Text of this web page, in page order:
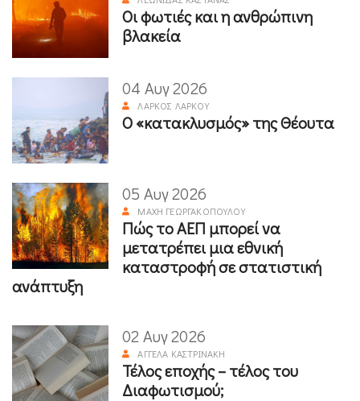
Οι φωτιές και η ανθρώπινη
βλακεία
04 Αυγ 2026
ΛΆΡΚΟΣ ΛΆΡΚΟΥ
Ο «κατακλυσμός» της Θέουτα
05 Αυγ 2026
ΜΆΧΗ ΓΕΩΡΓΑΚΟΠΟΎΛΟΥ
Πώς το ΑΕΠ μπορεί να
μετατρέπει μια εθνική
καταστροφή σε στατιστική
ανάπτυξη
02 Αυγ 2026
ΑΓΓΈΛΑ ΚΑΣΤΡΙΝΆΚΗ
Τέλος εποχής – τέλος του
Διαφωτισμού;